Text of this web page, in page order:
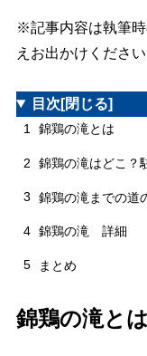
※記事内容は執筆
えお出かけください
目次 [閉じる]
1 錦鶏の滝とは
2 錦鶏の滝はどこ？
3 錦鶏の滝までの道
4 錦鶏の滝 詳細
5 まとめ
錦鶏の滝とは